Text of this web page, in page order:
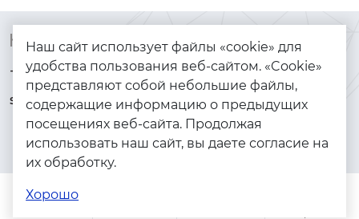
Контакты
+7 (925) 144-64-73
serebryanyye.grani@mail.ru
Каталог
Браслеты
Золото
Серебро
Помощь
Наш сайт использует файлы «cookie» для
удобства пользования веб-сайтом. «Cookie»
представляют собой небольшие файлы,
содержащие информацию о предыдущих
посещениях веб-сайта. Продолжая
использовать наш сайт, вы даете согласие на
их обработку.
Хорошо